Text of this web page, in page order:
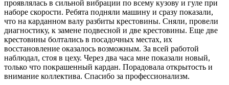
проявлялась в сильной вибрации по всему кузову и гуле при
наборе скорости. Ребята подняли машину и сразу показали,
что на карданном валу разбиты крестовины. Сняли, провели
диагностику, к замене подвесной и две крестовины. Еще две
крестовины болтались в посадочных местах, их
восстановление оказалось возможным. За всей работой
наблюдал, стоя в цеху. Через два часа мне показали новый,
только что покрашенный кардан. Порадовала открытость и
внимание коллектива. Спасибо за профессионализм.